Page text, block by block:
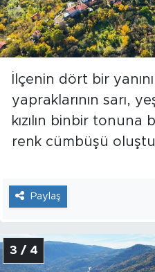
İlçenin dört bir
yapraklarının sarı,
kızılın binbir
renk cümbüşü
Paylaş
3 / 4